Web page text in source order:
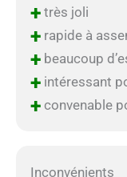
+très joli
+rapide à
+beaucoup
+intéressant
+convenable
Inconvénients